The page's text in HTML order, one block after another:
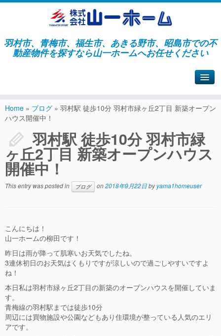
羽村市、青梅市、福生市、あきる野市、昭島市での不
動産物件を探すなら山一ホームへお任せください
Home » ブログ » 羽村駅 徒歩10分 羽村市緑ヶ丘2丁目 新築オープン
ハウス開催中！
羽村駅 徒歩10分 羽村市緑
ヶ丘2丁目 新築オープンハウス
開催中！
This entry was posted in ブログ on2018年9月22日byyama1homeuser
こんにちは！
山一ホームの柳田です！
昨日は雨が降って肌寒いお天気でしたね。
3連休初日のお天気はくもりですが涼しいので過ごしやすいですよ
ね！
本日私は羽村市緑ヶ丘2丁目の新築のオープンハウスを開催していま
す。
青梅線の羽村駅までは徒歩10分
周辺には買物施設や公園などもあり住環境が整っている人気のエリ
アです。